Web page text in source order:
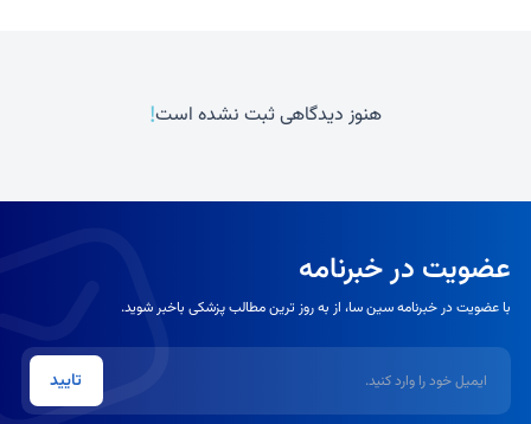
هنوز دیدگاهی ثبت نشده است!
عضویت در خبرنامه
با عضویت در خبرنامه سین سا، از به روز ترین مطالب پزشکی باخبر شوید.
تایید